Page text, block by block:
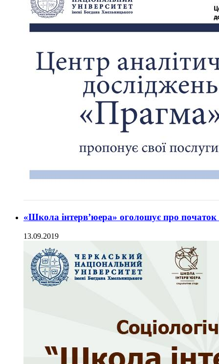
«Школа інтерв’юера» оголошує про початок
13.09.2019